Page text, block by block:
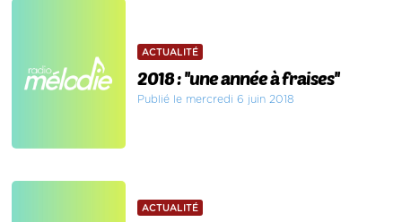
ACTUALITÉ
2018 : ''une année à fraises''
Publié le mercredi 6 juin 2018
ACTUALITÉ